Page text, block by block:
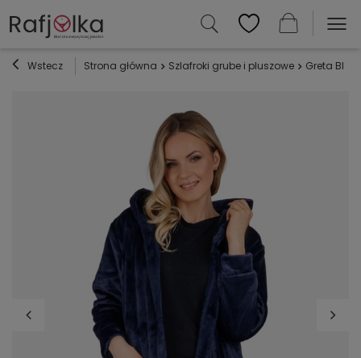
Wstecz Strona główna Szlafroki grube i pluszowe Greta